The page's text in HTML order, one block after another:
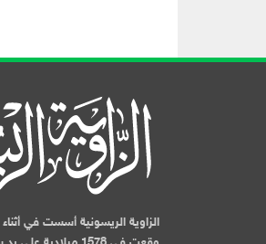
الزاوية الريسونية أسست في